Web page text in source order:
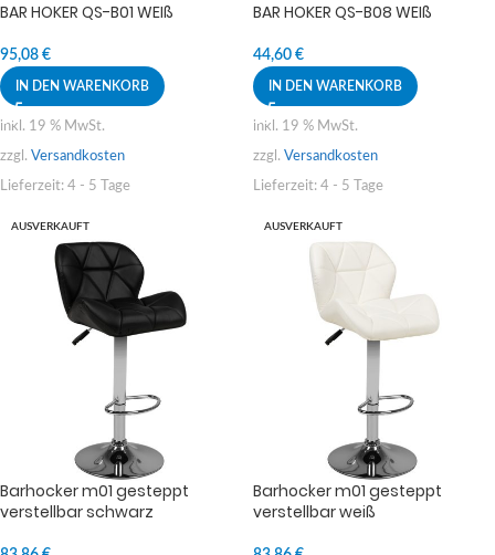
BAR HOKER QS-B01 WEIß
95,08 €
IN DEN WARENKORB
inkl. 19 % MwSt.
zzgl. Versandkosten
Lieferzeit: 4 - 5 Tage
BAR HOKER QS-B08 WEIß
44,60 €
IN DEN WARENKORB
inkl. 19 % MwSt.
zzgl. Versandkosten
Lieferzeit: 4 - 5 Tage
AUSVERKAUFT
Barhocker m01 gesteppt
verstellbar schwarz
AUSVERKAUFT
Barhocker m01 gesteppt
verstellbar weiß